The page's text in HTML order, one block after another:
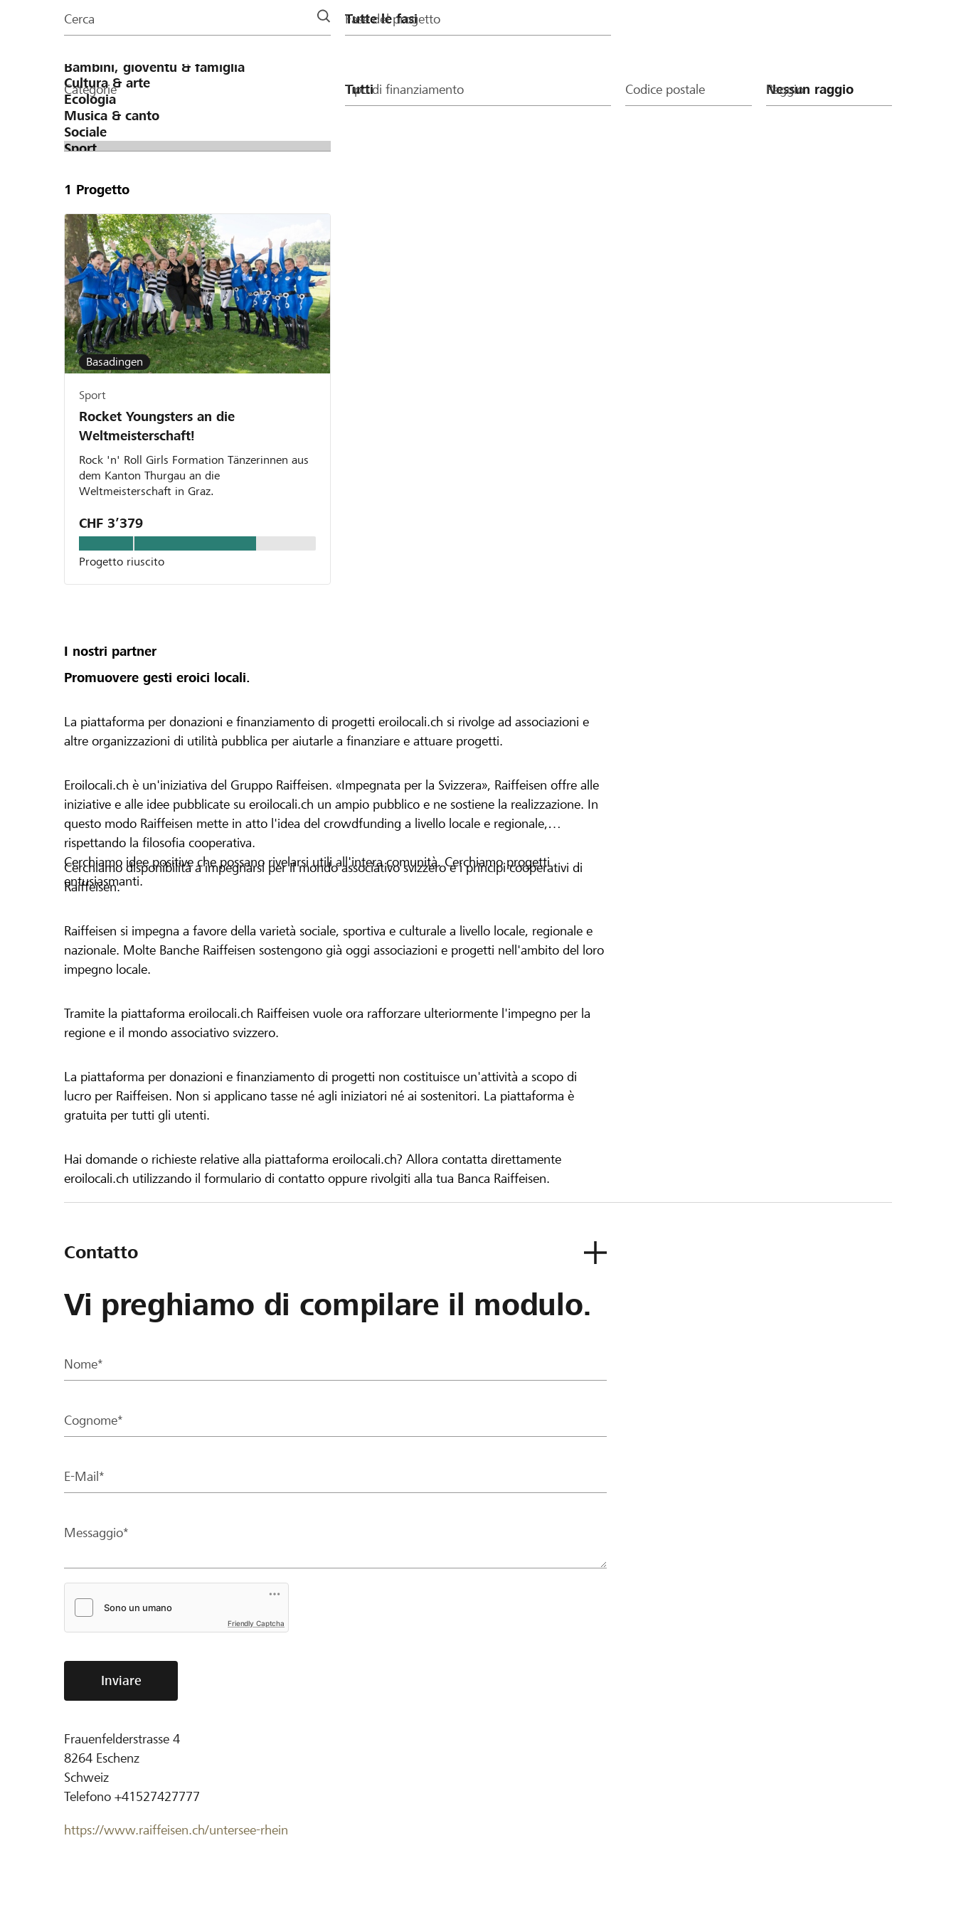
della
Cerca Fase del progetto
Categorie Tipo di finanziamento Codice postale Raggio
1 Progetto
Basadingen
Sport
Rocket Youngsters an die
Weltmeisterschaft!
Rock 'n' Roll Girls Formation Tänzerinnen aus
dem Kanton Thurgau an die
Weltmeisterschaft in Graz.
CHF 3’379
Progetto riuscito
I nostri partner
Promuovere gesti eroici locali.
La piattaforma per donazioni e finanziamento di progetti eroilocali.ch si rivolge ad associazioni e
altre organizzazioni di utilità pubblica per aiutarle a finanziare e attuare progetti.
Eroilocali.ch è un'iniziativa del Gruppo Raiffeisen. «Impegnata per la Svizzera», Raiffeisen offre alle
iniziative e alle idee pubblicate su eroilocali.ch un ampio pubblico e ne sostiene la realizzazione. In
questo modo Raiffeisen mette in atto l'idea del crowdfunding a livello locale e regionale,
rispettando la filosofia cooperativa.
Cerchiamo idee positive che possano rivelarsi utili all'intera comunità. Cerchiamo progetti
entusiasmanti.
Cerchiamo disponibilità a impegnarsi per il mondo associativo svizzero e i principi cooperativi di
Raiffeisen.
Raiffeisen si impegna a favore della varietà sociale, sportiva e culturale a livello locale, regionale e
nazionale. Molte Banche Raiffeisen sostengono già oggi associazioni e progetti nell'ambito del loro
impegno locale.
Tramite la piattaforma eroilocali.ch Raiffeisen vuole ora rafforzare ulteriormente l'impegno per la
regione e il mondo associativo svizzero.
La piattaforma per donazioni e finanziamento di progetti non costituisce un'attività a scopo di
lucro per Raiffeisen. Non si applicano tasse né agli iniziatori né ai sostenitori. La piattaforma è
gratuita per tutti gli utenti.
Hai domande o richieste relative alla piattaforma eroilocali.ch? Allora contatta direttamente
eroilocali.ch utilizzando il formulario di contatto oppure rivolgiti alla tua Banca Raiffeisen.
Contatto
Vi preghiamo di compilare il modulo.
Nome*
Cognome*
E-Mail*
Messaggio*
Friendly Captcha
Inviare
Frauenfelderstrasse 4
8264 Eschenz
Schweiz
Telefono +41527427777
https://www.raiffeisen.ch/untersee-rhein